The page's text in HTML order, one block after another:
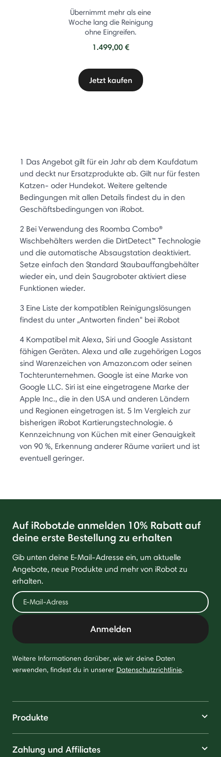
Übernimmt mehr als eine
Woche lang die Reinigung
ohne Eingreifen.
1.499,00 €
Jetzt kaufen
1 Das Angebot gilt für ein Jahr ab dem Kaufdatum
und deckt nur Ersatzprodukte ab. Gilt nur für festen
Katzen- oder Hundekot. Weitere geltende
Bedingungen mit allen Details findest du in den
Geschäftsbedingungen von iRobot.
2 Bei Verwendung des Roomba Combo®
Wischbehälters werden die DirtDetect™ Technologie
und die automatische Absaugstation deaktiviert.
Setze einfach den Standard Staubauffangbehälter
wieder ein, und dein Saugroboter aktiviert diese
Funktionen wieder.
3 Eine Liste der kompatiblen Reinigungslösungen
findest du unter „Antworten finden“ bei iRobot
4 Kompatibel mit Alexa, Siri und Google Assistant
fähigen Geräten. Alexa und alle zugehörigen Logos
sind Warenzeichen von Amazon.com oder seinen
Tochterunternehmen. Google ist eine Marke von
Google LLC. Siri ist eine eingetragene Marke der
Apple Inc., die in den USA und anderen Ländern
und Regionen eingetragen ist. 5 Im Vergleich zur
bisherigen iRobot Kartierungstechnologie. 6
Kennzeichnung von Küchen mit einer Genauigkeit
von 90 %, Erkennung anderer Räume variiert und ist
eventuell geringer.
Auf iRobot.de anmelden 10% Rabatt auf
deine erste Bestellung zu erhalten
Gib unten deine E-Mail-Adresse ein, um aktuelle
Angebote, neue Produkte und mehr von iRobot zu
erhalten.
Anmelden
Weitere Informationen darüber, wie wir deine Daten
verwenden, findest du in unserer Datenschutzrichtlinie.
Produkte
Zahlung und Affiliates